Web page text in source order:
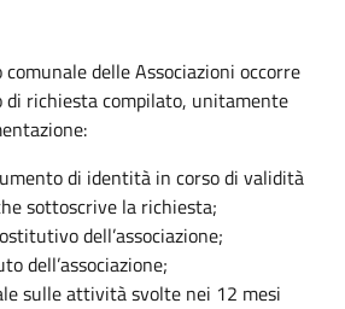
comunale delle Associazioni occorre
di richiesta compilato, unitamente
di identità in corso di validità
sottoscrive la richiesta;
dell’associazione;
dell’associazione;
sulle attività svolte nei 12 mesi